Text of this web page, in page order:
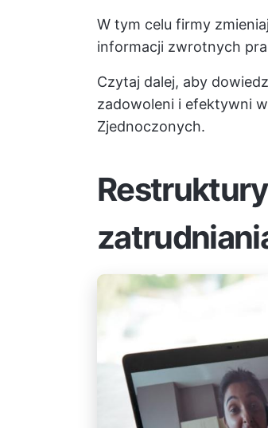
W tym celu firmy
informacji zwrotnych
Czytaj dalej, aby
zadowoleni i efektywni
Zjednoczonych.